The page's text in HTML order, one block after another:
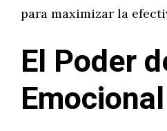
para maximizar la
El Poder
Emocional